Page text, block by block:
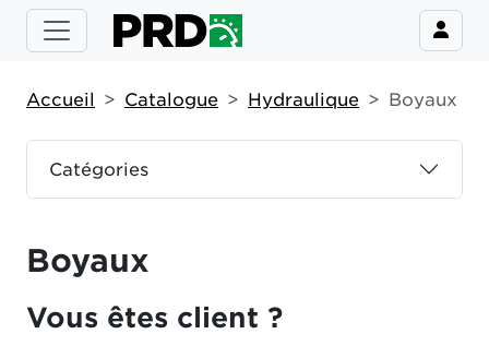
Catégories
Accueil Catalogue Hydraulique Boyaux
Boyaux
Vous êtes client ?